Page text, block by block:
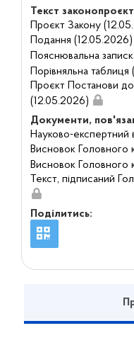
Текст
Проєкт Закону
Подання (12.05.2026)
Пояснювальна
Порівняльна
Проєкт Постанови
(12.05.2026)
Документи,
Науково-
Висновок Головного
Висновок Головного
Текст, підписаний
Поділитись: